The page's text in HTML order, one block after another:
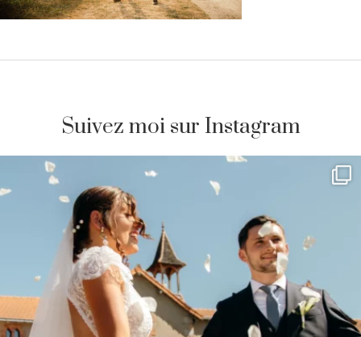
Suivez moi sur Instagram